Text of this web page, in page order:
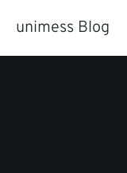
Inhaltunimess Blog